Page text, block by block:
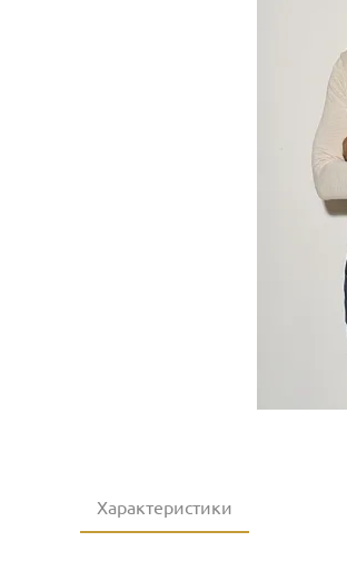
Характеристики